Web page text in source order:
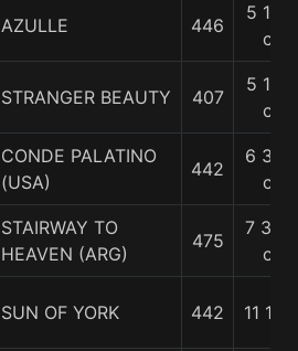
AZULLE 446
5 1/4
c
STRANGER BEAUTY 407
5 1/4
c
CONDE PALATINO
(USA)
442
6 3/4
c
STAIRWAY TO
HEAVEN (ARG)
475
7 3/4
c
SUN OF YORK 442 11 1/4